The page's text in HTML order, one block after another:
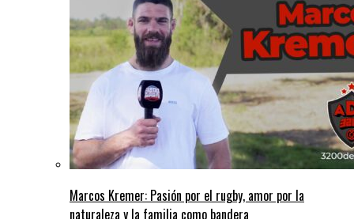
Marcos Kremer: Pasión por el rugby, amor por la
naturaleza y la familia como bandera